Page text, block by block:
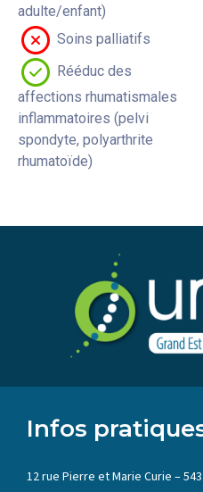
adulte/enfant)
Soins palliatifs
Rééduc des
affections rhumatismales
inflammatoires (pelvi
spondyte, polyarthrite
rhumatoïde)
Infos
12 rue Pierre et Marie Curie –